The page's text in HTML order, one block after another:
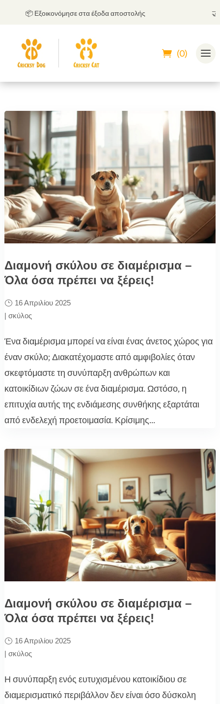
📦 Εξοικονόμησε στα έξοδα αποστολής
(0)
Διαμονή σκύλου σε διαμέρισμα –
Όλα όσα πρέπει να ξέρεις!
16 Απριλίου 2025
| σκύλος
Ένα διαμέρισμα μπορεί να είναι ένας άνετος χώρος για
έναν σκύλο; Διακατέχομαστε από αμφιβολίες όταν
σκεφτόμαστε τη συνύπαρξη ανθρώπων και
κατοικίδιων ζώων σε ένα διαμέρισμα. Ωστόσο, η
επιτυχία αυτής της ενδιάμεσης συνθήκης εξαρτάται
από ενδελεχή προετοιμασία. Κρίσιμης...
Διαμονή σκύλου σε διαμέρισμα –
Όλα όσα πρέπει να ξέρεις!
16 Απριλίου 2025
| σκύλος
Η συνύπαρξη ενός ευτυχισμένου κατοικίδιου σε
διαμερισματικό περιβάλλον δεν είναι όσο δύσκολη